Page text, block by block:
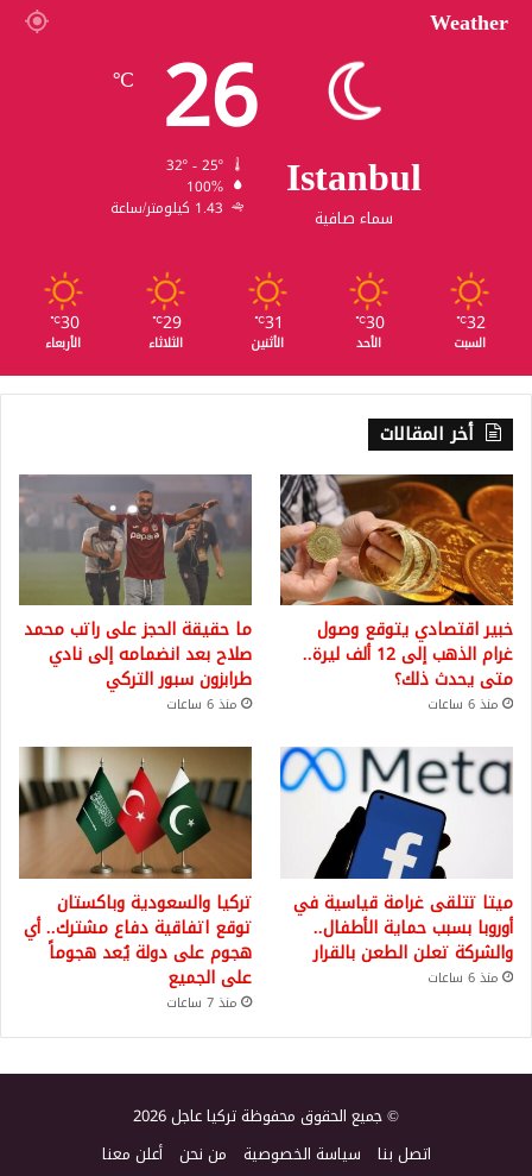
Weather
Istanbul
سماء صافية
26
℃
100%
1.43 كيلومتر/ساعة
32
℃
السبت
30
℃
الأحد
31
℃
الأثنين
29
℃
الثلاثاء
30
℃
الأربعاء
أخر المقالات
خبير اقتصادي يتوقع وصول
غرام الذهب إلى 12 ألف ليرة..
متى يحدث ذلك؟
منذ 6 ساعات
ما حقيقة الحجز على راتب محمد
صلاح بعد انضمامه إلى نادي
طرابزون سبور التركي
منذ 6 ساعات
ميتا تتلقى غرامة قياسية في
أوروبا بسبب حماية الأطفال..
والشركة تعلن الطعن بالقرار
منذ 6 ساعات
تركيا والسعودية وباكستان
توقع اتفاقية دفاع مشترك.. أي
هجوم على دولة يُعد هجوماً
على الجميع
منذ 7 ساعات
© جميع الحقوق محفوظة تركيا عاجل 2026
اتصل بنا سياسة الخصوصية من نحن أعلن معنا